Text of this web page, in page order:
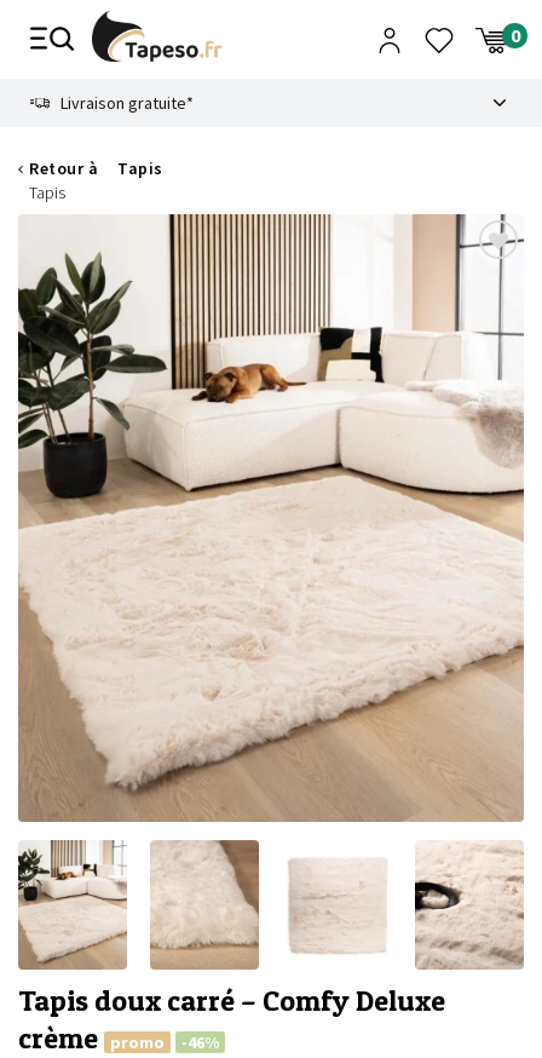
Livraison gratuite*
Retour à
Tapis
Tapis
Tapis doux carré – Comfy Deluxe
crème
promo -46%